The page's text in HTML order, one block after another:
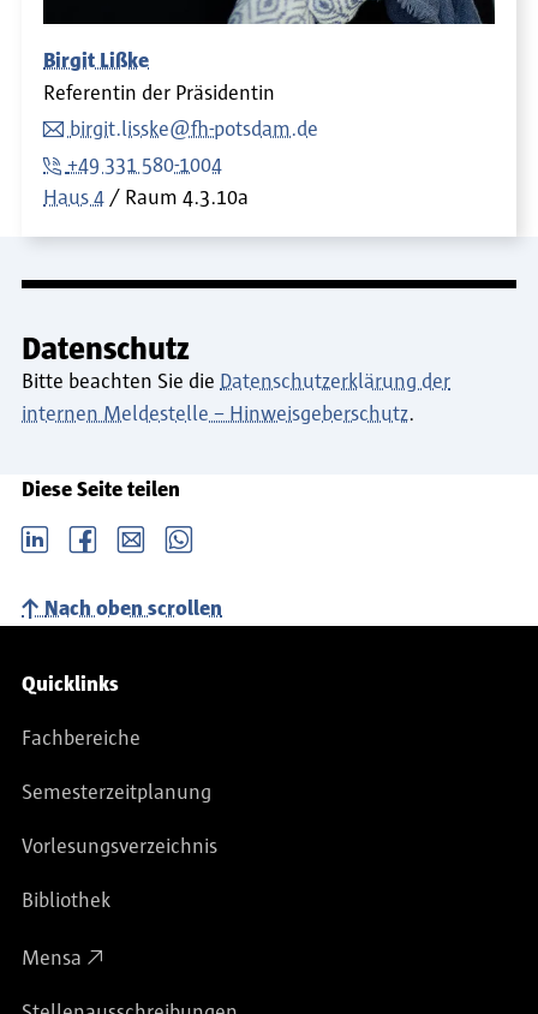
Birgit Lißke
Referentin der Präsidentin
birgit.lisske@fh-potsdam.de
+49 331 580-1004
Haus 4
Raum 4.3.10a
Datenschutz
Bitte beachten Sie die Datenschutzerklärung der
internen Meldestelle – Hinweisgeberschutz.
Diese Seite teilen
LinkedIn Facebook email Whatsapp
Nach oben scrollen
Service-Navigation
Quicklinks
Fachbereiche
Semesterzeitplanung
Vorlesungsverzeichnis
Bibliothek
Mensa